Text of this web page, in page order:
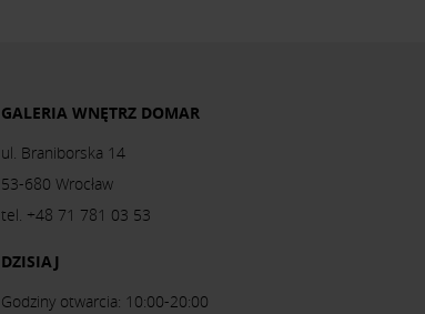
GALERIA WNĘTRZ DOMAR
ul. Braniborska 14
53-680 Wrocław
tel. +48 71 781 03 53
DZISIAJ
Godziny otwarcia: 10:00-20:00